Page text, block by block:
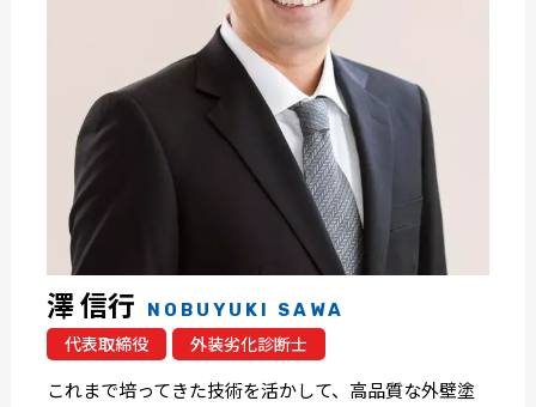
澤 信行 NOBUYUKI SAWA
代表取締役 外装劣化診断士
これまで培ってきた技術を活かして、高品質な外壁塗